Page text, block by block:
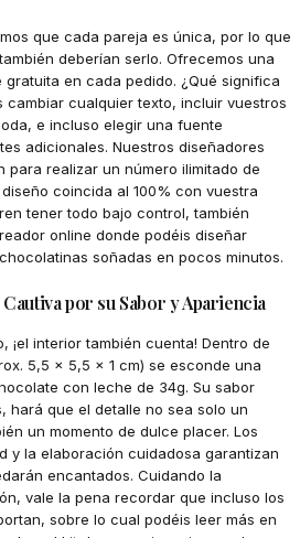
que cada pareja es única, por lo que
deberían serlo. Ofrecemos una
en cada pedido. ¿Qué significa
cambiar cualquier texto, incluir vuestros
e incluso elegir una fuente
adicionales. Nuestros diseñadores
para realizar un número ilimitado de
coincida al 100% con vuestra
tener todo bajo control, también
online donde podéis diseñar
soñadas en pocos minutos.
por su Sabor y Apariencia
¡el interior también cuenta! Dentro de
5,5 x 5,5 x 1 cm) se esconde una
con leche de 34g. Su sabor
hará que el detalle no sea solo un
un momento de dulce placer. Los
y la elaboración cuidadosa garantizan
encantados. Cuidando la
vale la pena recordar que incluso los
sobre lo cual podéis leer más en